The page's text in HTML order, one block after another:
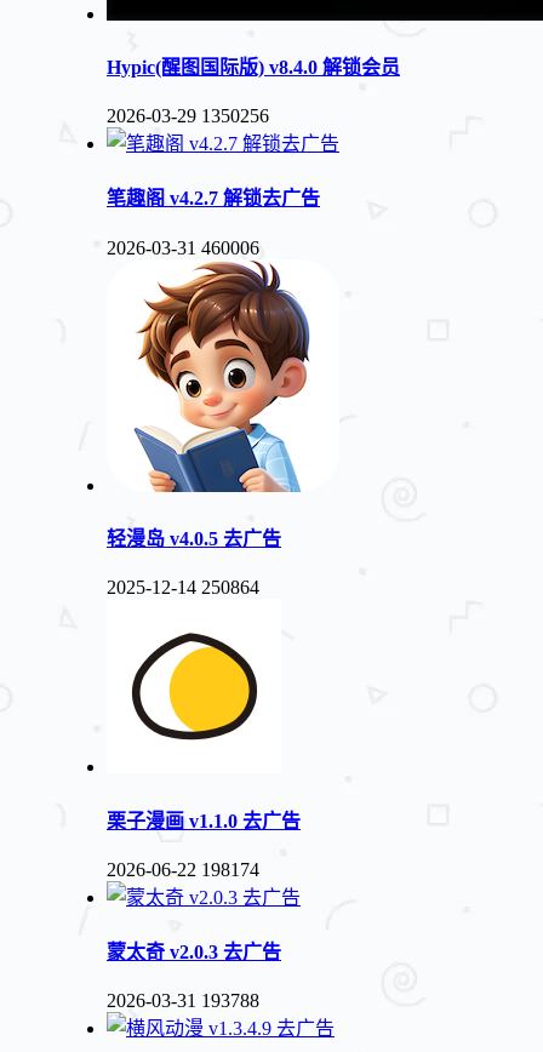
Hypic(醒图国际版) v8.4.0 解锁会员
2026-03-29 1350256
笔趣阁 v4.2.7 解锁去广告
2026-03-31 460006
轻漫岛 v4.0.5 去广告
2025-12-14 250864
栗子漫画 v1.1.0 去广告
2026-06-22 198174
蒙太奇 v2.0.3 去广告
2026-03-31 193788